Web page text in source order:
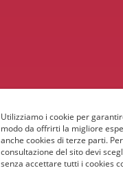
Utilizziamo i cookie per
modo da offrirti la migliore
anche cookies di terze parti.
consultazione del sito devi
senza accettare tutti i cookies